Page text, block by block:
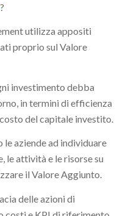
?
utilizza appositi
proprio sul Valore
investimento debba
in termini di efficienza
del capitale investito.
aziende ad individuare
le attività e le risorse su
il Valore Aggiunto.
delle azioni di